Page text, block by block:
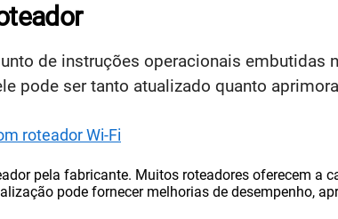
de instruções operacionais embutidas
pode ser tanto atualizado quanto
roteador Wi-Fi
pela fabricante. Muitos roteadores oferecem a
pode fornecer melhorias de desempenho,